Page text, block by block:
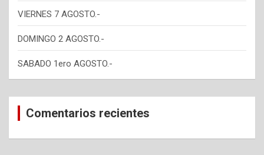
VIERNES 7 AGOSTO.-
DOMINGO 2 AGOSTO.-
SABADO 1ero AGOSTO.-
Comentarios recientes